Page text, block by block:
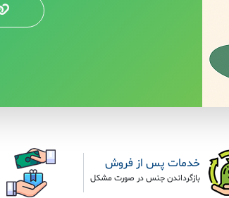
خدمات پس از فروش
بازگرداندن جنس در صورت مشکل